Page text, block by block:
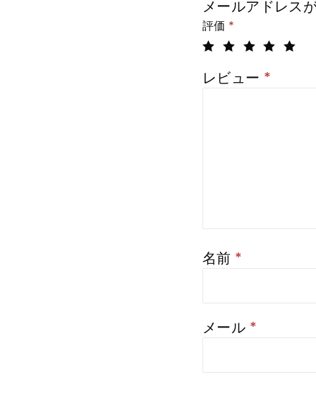
メールアドレス
評価 *
レビュー *
名前 *
メール *